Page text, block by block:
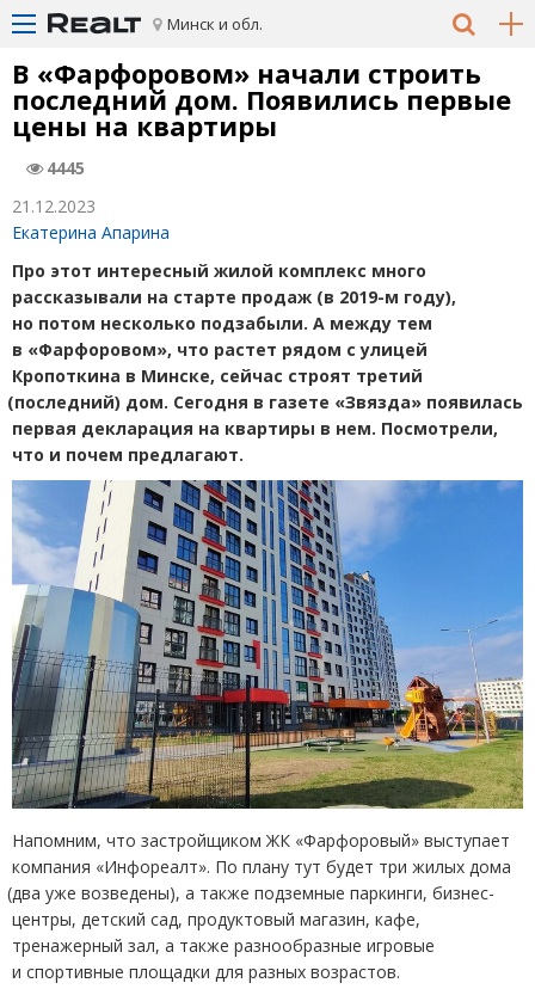
Минск и обл.
В «Фарфоровом» начали строить
последний дом. Появились первые
цены на квартиры
4445
21.12.2023
Екатерина Апарина
Про этот интересный жилой комплекс много
рассказывали на старте продаж (в 2019-м году),
но потом несколько подзабыли. А между тем
в «Фарфоровом», что растет рядом с улицей
Кропоткина в Минске, сейчас строят третий
(последний) дом. Сегодня в газете «Звязда» появилась
первая декларация на квартиры в нем. Посмотрели,
что и почем предлагают.
Напомним, что застройщиком ЖК «Фарфоровый» выступает
компания «Инфореалт». По плану тут будет три жилых дома
(два уже возведены), а также подземные паркинги, бизнес-
центры, детский сад, продуктовый магазин, кафе,
тренажерный зал, а также разнообразные игровые
и спортивные площадки для разных возрастов.